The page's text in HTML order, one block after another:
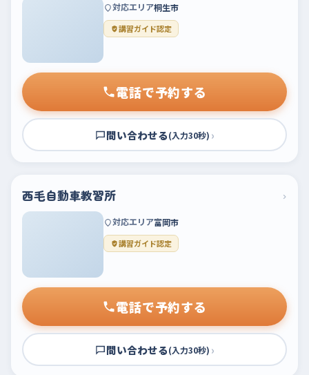
対応エリア桐生市
講習ガイド認定
電話で予約する
問い合わせる(入力30秒) ›
西毛自動車教習所 ›
対応エリア富岡市
講習ガイド認定
電話で予約する
問い合わせる(入力30秒) ›